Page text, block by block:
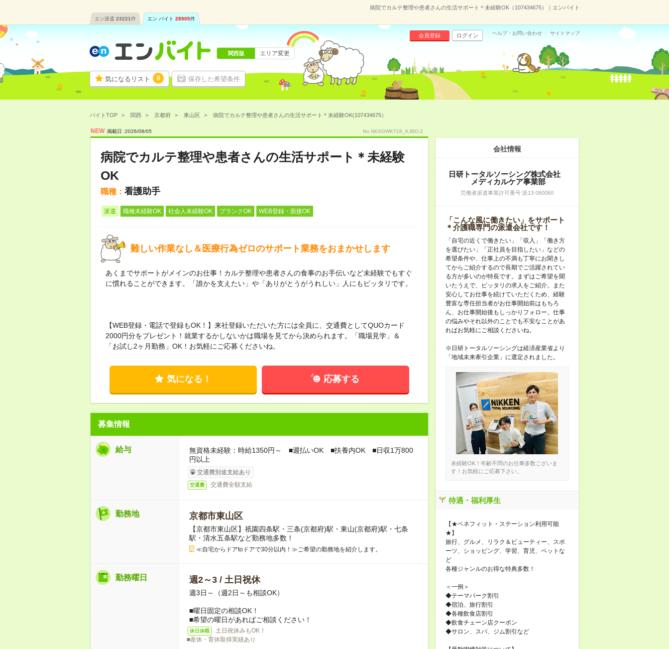
病院でカルテ整理や患者さんの生活サポート＊未経験OK（107434675）｜エンバイト
エン派遣 23221件 エン バイト 28905件
気になるリスト 0 保存した希望条件
会員登録 ログイン ヘルプ・お問い合わせ サイトマップ
関西版 エリア変更
バイトTOP 関西 京都府 東山区 病院でカルテ整理や患者さんの生活サポート＊未経験OK(107434675）
NEW 掲載日 :2026/08/05 No.NKSGWKT18_KJBO-2
病院でカルテ整理や患者さんの生活サポート＊未経験
OK
職種： 看護助手
派遣 職種未経験OK 社会人未経験OK ブランクOK WEB登録・面接OK
難しい作業なし＆医療行為ゼロのサポート業務をおまかせします
あくまでサポートがメインのお仕事！カルテ整理や患者さんの食事のお手伝いなど未経験でもすぐ
に慣れることができます。「誰かを支えたい」や「ありがとうがうれしい」人にもピッタリです。
【WEB登録・電話で登録もOK！】来社登録いただいた方には全員に、交通費としてQUOカード
2000円分をプレゼント！就業するかしないかは職場を見てから決められます。「職場見学」＆
「お試し2ヶ月勤務」OK！お気軽にご応募くださいね。
気になる！ 応募する
募集情報
給与
無資格未経験：時給1350円～ ■週払いOK ■扶養内OK ■日収1万800
円以上
交通費別途支給あり
交通費 交通費全額支給
勤務地 京都市東山区
【京都市東山区】祇園四条駅・三条(京都府)駅・東山(京都府)駅・七条
駅・清水五条駅など勤務地多数！
≪自宅からドアtoドアで30分以内！≫ご希望の勤務地を紹介します。
勤務曜日 週2～3 / 土日祝休
週3日～（週2日～も相談OK）
■曜日固定の相談OK！
■希望の曜日があればご相談ください！
休日休暇
土日祝休みもOK！
■産休・育休取得実績あり
会社情報
日研トータルソーシング株式会社
メディカルケア事業部
労働者派遣事業許可番号:派13-060060
「こんな風に働きたい」をサポート
＊介護職専門の派遣会社です！
「自宅の近くで働きたい」「収入」「働き方
を選びたい」「正社員を目指したい」などの
希望条件や、仕事上の不満も丁寧にお聞きし
てからご紹介するので長期でご活躍されてい
る方が多いのが特長です。まずはご希望を聞
いたうえで、ピッタリの求人をご紹介。また
安心してお仕事を続けていただくため、経験
豊富な専任担当者がお仕事開始前はもちろ
ん、お仕事開始後もしっかりフォロー。仕事
の悩みやそれ以外のことでも不安なことがあ
ればお気軽にご相談くださいね。
※日研トータルソーシングは経済産業省より
「地域未来牽引企業」に選定されました。
未経験OK！年齢不問のお仕事多数ございま
す！お気軽にご応募下さい。
待遇・福利厚生
【★ベネフィット・ステーション利用可能
★】
旅行、グルメ、リラク＆ビューティー、スポ
ーツ、ショッピング、学習、育児、ペットな
ど
各種ジャンルのお得な特典多数！
＜一例＞
◆テーマパーク割引
◆宿泊、旅行割引
◆各種飲食店割引
◆飲食チェーン店クーポン
◆サロン、スパ、ジム割引など